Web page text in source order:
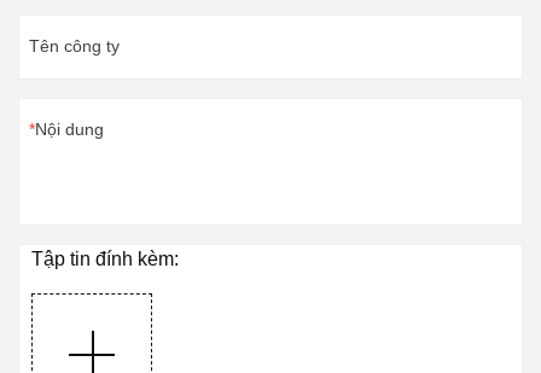
Tên công ty
Nội dung
Tập tin đính kèm: